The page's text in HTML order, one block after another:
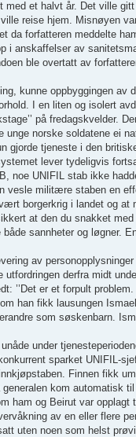
et halvt år. Det ville
reise hjem. Misnøyen
forfatteren meddelte
i anskaffelser av
ble overtatt av
kunne oppbyggingen
I en liten og isolert
på
norske soldatene ei
tjeneste i den
lever tydeligvis
noe UNIFIL stab ikke
vesle militære staben en
borgerkrig i landet og
at den du snakket
sannheter og løgner.
av
derfra midt
’’Det er et forpult
han fikk lausungen
som søskenbarn.
under
sparket UNIFIL-
Finnen fikk
kom automatisk
ham og Beirut var
av en eller flere
uten noen som helst